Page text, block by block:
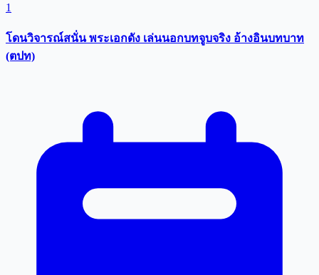
1
โดนวิจารณ์สนั่น พระเอกดัง เล่นนอกบทจูบจริง อ้างอินบทบาท
(ตปท)